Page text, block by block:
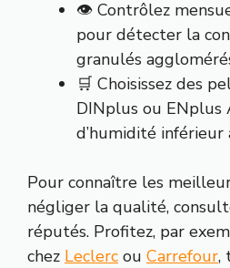
👁️ Contrôlez
pour détecter la
granulés
🛒 Choisissez des
DINplus ou ENplus
d’humidité inférieur
Pour connaître les
négliger la qualité,
réputés. Profitez, par
chez Leclerc ou Carrefour,